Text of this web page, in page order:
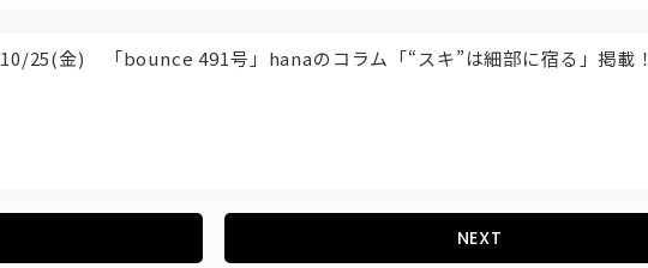
10/25(金) 「bounce 491号」hanaのコラム「“スキ”は細部に宿る」掲載！
NEXT